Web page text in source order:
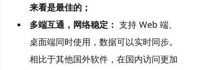
来看是最佳的；
多端互通，网络稳定： 支持 Web 端、
桌面端同时使用，数据可以实时同步。
相比于其他国外软件，在国内访问更加